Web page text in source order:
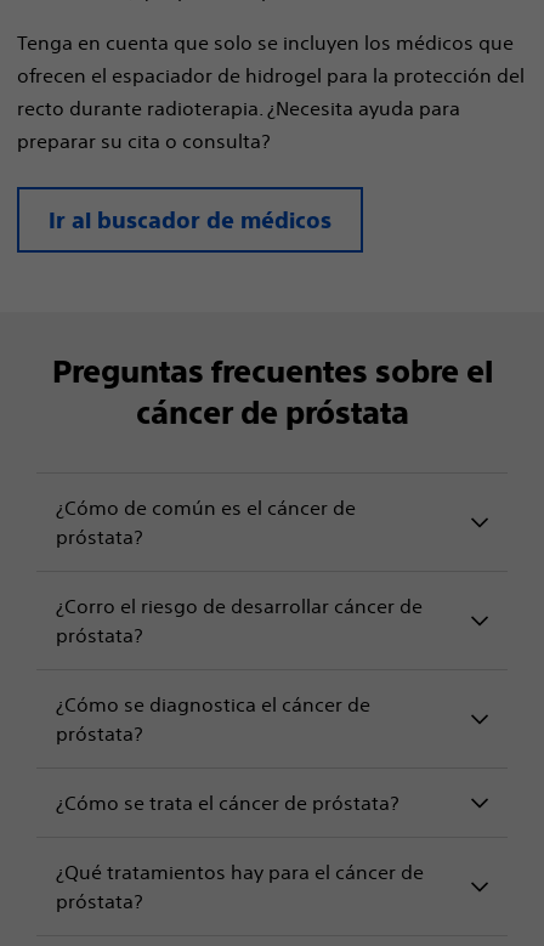
Tenga en cuenta que solo se incluyen los médicos que
ofrecen el espaciador de hidrogel para la protección del
recto durante radioterapia. ¿Necesita ayuda para
preparar su cita o consulta?
Ir al buscador de médicos
Preguntas frecuentes sobre el
cáncer de próstata
¿Cómo de común es el cáncer de
próstata?
¿Corro el riesgo de desarrollar cáncer de
próstata?
¿Cómo se diagnostica el cáncer de
próstata?
¿Cómo se trata el cáncer de próstata?
¿Qué tratamientos hay para el cáncer de
próstata?